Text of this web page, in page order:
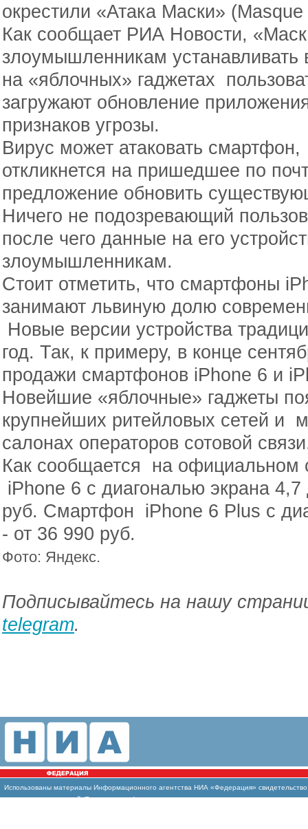
окрестили «Атака Маски»
Как сообщает РИА Новости,
злоумышленникам
на «яблочных» гаджетах
загружают обновление
признаков угрозы.
Вирус может атаковать
откликнется на пришедшее по
предложение обновить
Ничего не подозревающий
после чего данные на его
злоумышленникам.
Стоит отметить, что смартфоны
занимают львиную долю
Новые версии устройства
год. Так, к примеру, в конце
продажи смартфонов iPhone 6 и
Новейшие «яблочные» гаджеты
крупнейших ритейловых сетей и
салонах операторов сотовой
Как сообщается на официальном
iPhone 6 с диагональю экрана
pyб. Смартфон iPhone 6 Plus с
- от 36 990 pyб.
Фото: Яндекс.
Подписывайтесь на нашу
telegram.
Использованы материалы Информационного агентства НИА «Федерация»
массовых коммуникаций (Роскомнадзор)